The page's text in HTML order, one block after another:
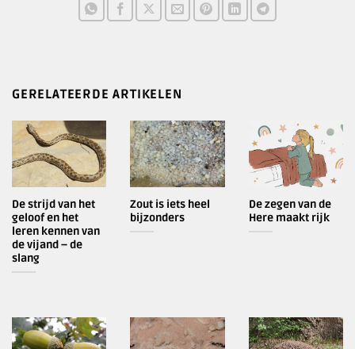
GERELATEERDE ARTIKELEN
De strijd van het
geloof en het
leren kennen van
de vijand – de
slang
Zout is iets heel
bijzonders
De zegen van de
Here maakt rijk